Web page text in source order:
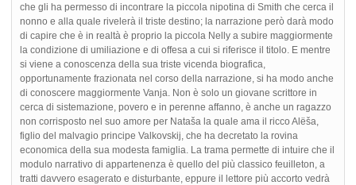
che gli ha permesso di incontrare la piccola nipotina di Smith che cerca il
nonno e alla quale rivelerà il triste destino; la narrazione però darà modo
di capire che è in realtà è proprio la piccola Nelly a subire maggiormente
la condizione di umiliazione e di offesa a cui si riferisce il titolo. E mentre
si viene a conoscenza della sua triste vicenda biografica,
opportunamente frazionata nel corso della narrazione, si ha modo anche
di conoscere maggiormente Vanja. Non è solo un giovane scrittore in
cerca di sistemazione, povero e in perenne affanno, è anche un ragazzo
non corrisposto nel suo amore per Nataša la quale ama il ricco Alëša,
figlio del malvagio principe Valkovskij, che ha decretato la rovina
economica della sua modesta famiglia. La trama permette di intuire che il
modulo narrativo di appartenenza è quello del più classico feuilleton, a
tratti davvero esagerato e disturbante, eppure il lettore più accorto vedrà